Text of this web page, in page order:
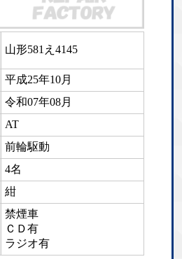
山形581え4145
平成25年10月
令和07年08月
AT
前輪駆動
4名
紺
禁煙車
ＣＤ有
ラジオ有